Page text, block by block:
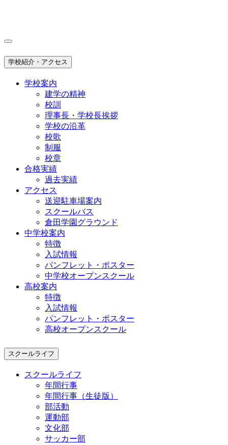
学校紹介・アクセス
学校案内
建学の精神
校訓
理事長・学校長挨拶
学校の沿革
校歌
制服
校章
合格実績
過去実績
アクセス
送迎駐車場案内
スクールバス
倉田学園グラウンド
中学校案内
特徴
入試情報
パンフレット・ポスター
中学校オープンスクール
高校案内
特徴
入試情報
パンフレット・ポスター
高校オープンスクール
スクールライフ
スクールライフ
年間行事
年間行事（生徒版）
部活動
運動部
文化部
サッカー部